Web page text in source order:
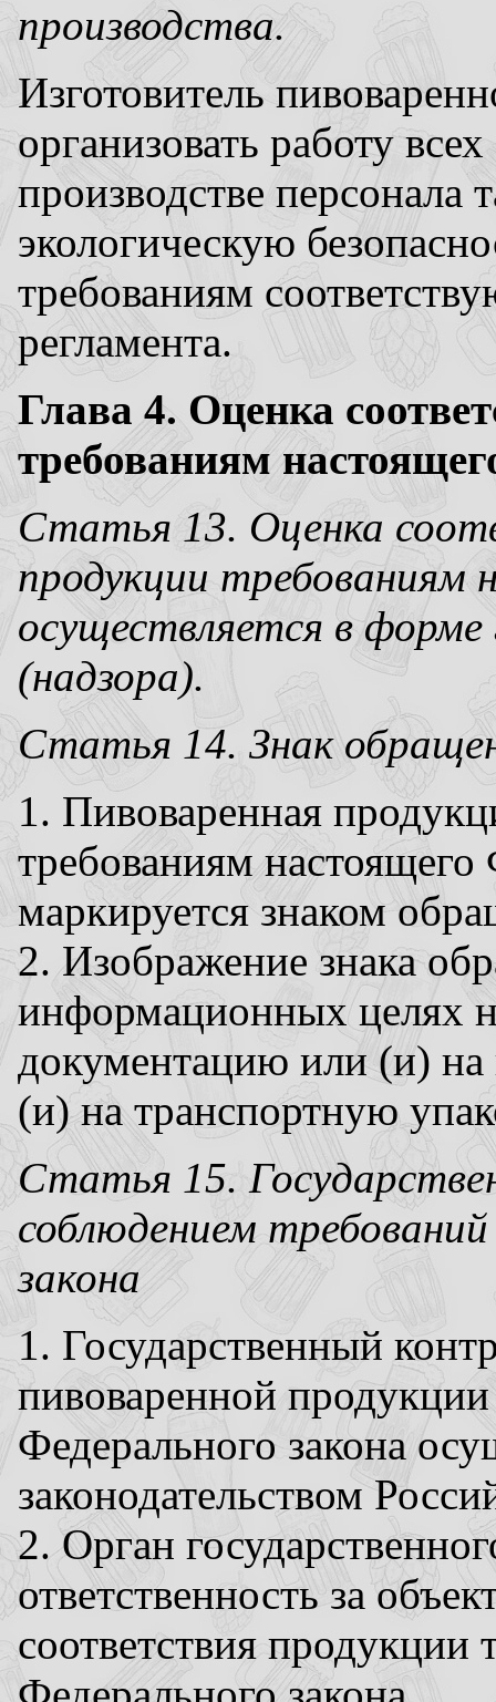
производства.
Изготовитель
организовать работу
производстве персонала
экологическую
требованиям
регламента.
Глава 4. Оценка
требованиям
Статья 13. Оценка
продукции требованиям
осуществляется в форме
(надзора).
Статья 14. Знак
1. Пивоваренная
требованиям настоящего
маркируется знаком
2. Изображение знака
информационных целях
документацию или (и) на
(и) на транспортную
Статья 15.
соблюдением
закона
1. Государственный
пивоваренной
Федерального закона
законодательством
2. Орган
ответственность за
соответствия продукции